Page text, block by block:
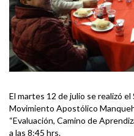
El martes 12 de julio se realizó
Movimiento Apostólico
“Evaluación, Camino de
a las 8:45 hrs.